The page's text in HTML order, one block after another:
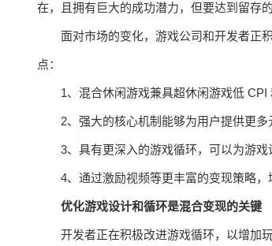
在，且拥有巨大的成功潜力，但要达到留存
面对市场的变化，游戏公司和开发者正
点：
1、混合休闲游戏兼具超休闲游戏低 CPI
2、强大的核心机制能够为用户提供更多
3、具有更深入的游戏循环，可以为游
4、通过激励视频等更丰富的变现策略，
优化游戏设计和循环是混合变现的关键
开发者正在积极改进游戏循环，以增加